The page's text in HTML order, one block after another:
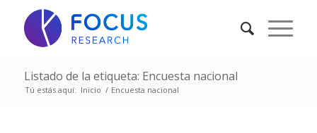
Listado de la etiqueta: Encuesta nacional
Tú estás aquí: Inicio / Encuesta nacional